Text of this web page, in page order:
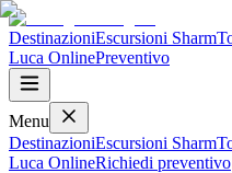
DestinazioniEscursioni Sharm
Luca OnlinePreventivo
Menu
DestinazioniEscursioni Sharm
Luca OnlineRichiedi preventivo